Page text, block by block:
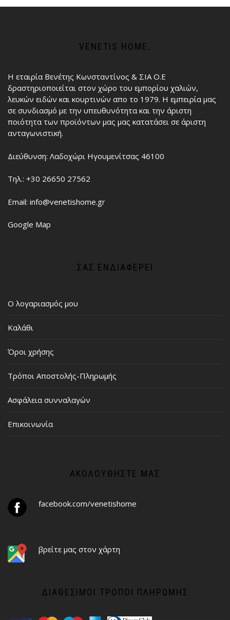
VENETIS HOME.
Η εταιρία Βενέτης Κωνσταντίνος & ΣΙΑ Ο.Ε
δραστηριοποιείται στον χώρο του εμπορίου χαλιών,
λευκών ειδών και κουρτινών απο το 1979. Η εμπειρία μας
σε συνδιασμό με την υπευθυνότητα και την άριστη
ποιότητα των προϊόντων μας μας κατατάσει σε άριστη
ανταγωνιστική.
Διεύθυνση: Λαδοχώρι Ηγουμενίτσας 46100
Τηλ.: +30 26650 27562
Email: info@venetishome.gr
Google Map
ΣΑΣ ΕΝΔΙΑΦΈΡΕΙ
Ο λογαριασμός μου
Καλάθι
Όροι χρήσης
Τρόποι Αποστολής-Πληρωμής
Ασφάλεια συνναλαγών
Επικοινωνία
ΑΚΟΛΟΥΘΉΣΤΕ ΜΑΣ
facebook.com/venetishome
βρείτε μας στον χάρτη
ΔΙΑΘΈΣΙΜΟΙ ΤΡΌΠΟΙ ΠΛΗΡΩΜΉΣ